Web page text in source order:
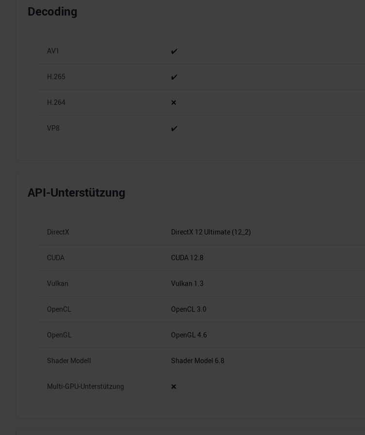
Decoding
AV1 ✔️
H.265 ✔️
H.264 ❌
VP8 ✔️
API-Unterstützung
DirectX DirectX 12 Ultimate (12_2)
CUDA CUDA 12.8
Vulkan Vulkan 1.3
OpenCL OpenCL 3.0
OpenGL OpenGL 4.6
Shader Modell Shader Model 6.8
Multi-GPU-Unterstützung ❌